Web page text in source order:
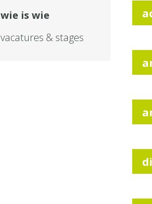
wie is wie
vacatures & stages